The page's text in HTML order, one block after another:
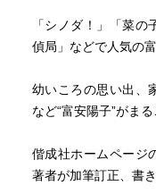
「シノダ！」「菜
偵局」などで人気の
幼いころの思い出、
など“富安陽子”がま
偕成社ホームページ
著者が加筆訂正、書